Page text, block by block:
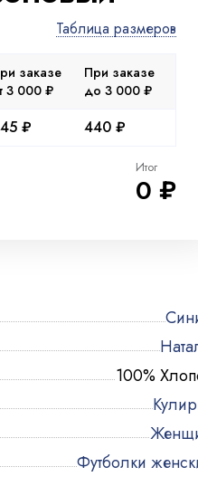
Таблица размеров
заказе
3 000 ₽
При заказе
до 3 000 ₽
₽ 440 ₽
Итог
0 ₽
100%
Футболки